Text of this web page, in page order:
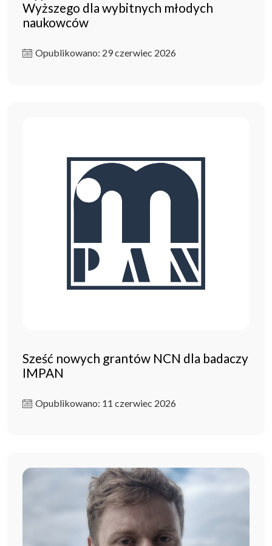
Wyższego dla wybitnych młodych
naukowców
Opublikowano: 29 czerwiec 2026
Sześć nowych grantów NCN dla badaczy
IMPAN
Opublikowano: 11 czerwiec 2026